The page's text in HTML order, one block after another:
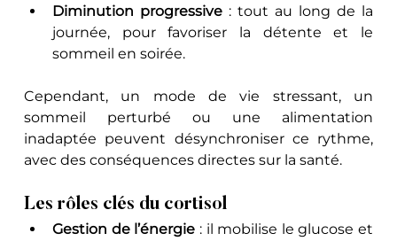
Diminution progressive : tout au long de la
journée, pour favoriser la détente et le
sommeil en soirée.
Cependant, un mode de vie stressant, un
sommeil perturbé ou une alimentation
inadaptée peuvent désynchroniser ce rythme,
avec des conséquences directes sur la santé.
Les rôles clés du cortisol
Gestion de l’énergie : il mobilise le glucose et